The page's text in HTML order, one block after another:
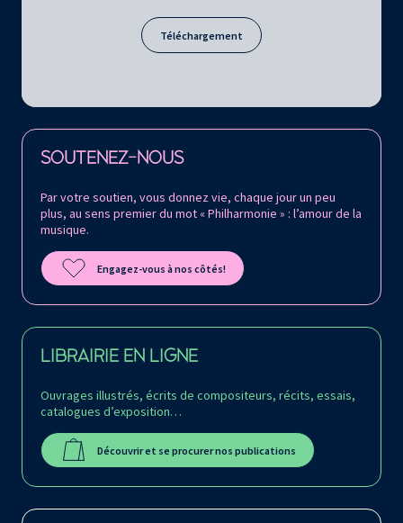
Téléchargement
SOUTENEZ-NOUS
Par votre soutien, vous donnez vie, chaque jour un peu
plus, au sens premier du mot « Philharmonie » : l’amour de la
musique.
Engagez-vous à nos côtés!
LIBRAIRIE EN LIGNE
Ouvrages illustrés, écrits de compositeurs, récits, essais,
catalogues d’exposition…
Découvrir et se procurer nos publications
Retrouvez la Philharmonie de Paris sur